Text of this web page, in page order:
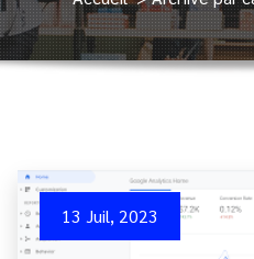
13 Juil, 2023